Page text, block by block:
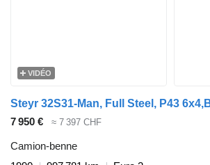
VIDÉO
7 950 € ≈ 7 397 CHF
Camion-benne